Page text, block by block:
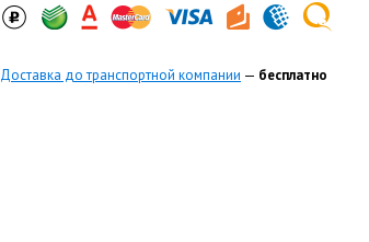
Доставка до транспортной компании — бесплатно